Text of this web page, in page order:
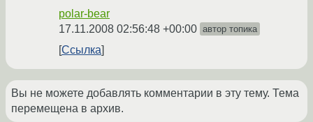
polar-bear
17.11.2008 02:56:48 +00:00 автор топика
Ссылка
Вы не можете добавлять комментарии в эту тему. Тема
перемещена в архив.